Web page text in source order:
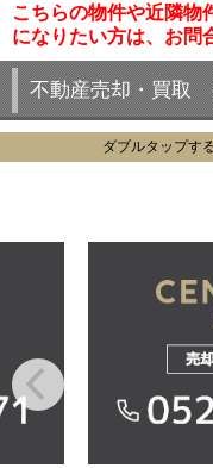
こちらの物件や近隣物
になりたい方は、お問
不動産売却・買取
ダブルタップす